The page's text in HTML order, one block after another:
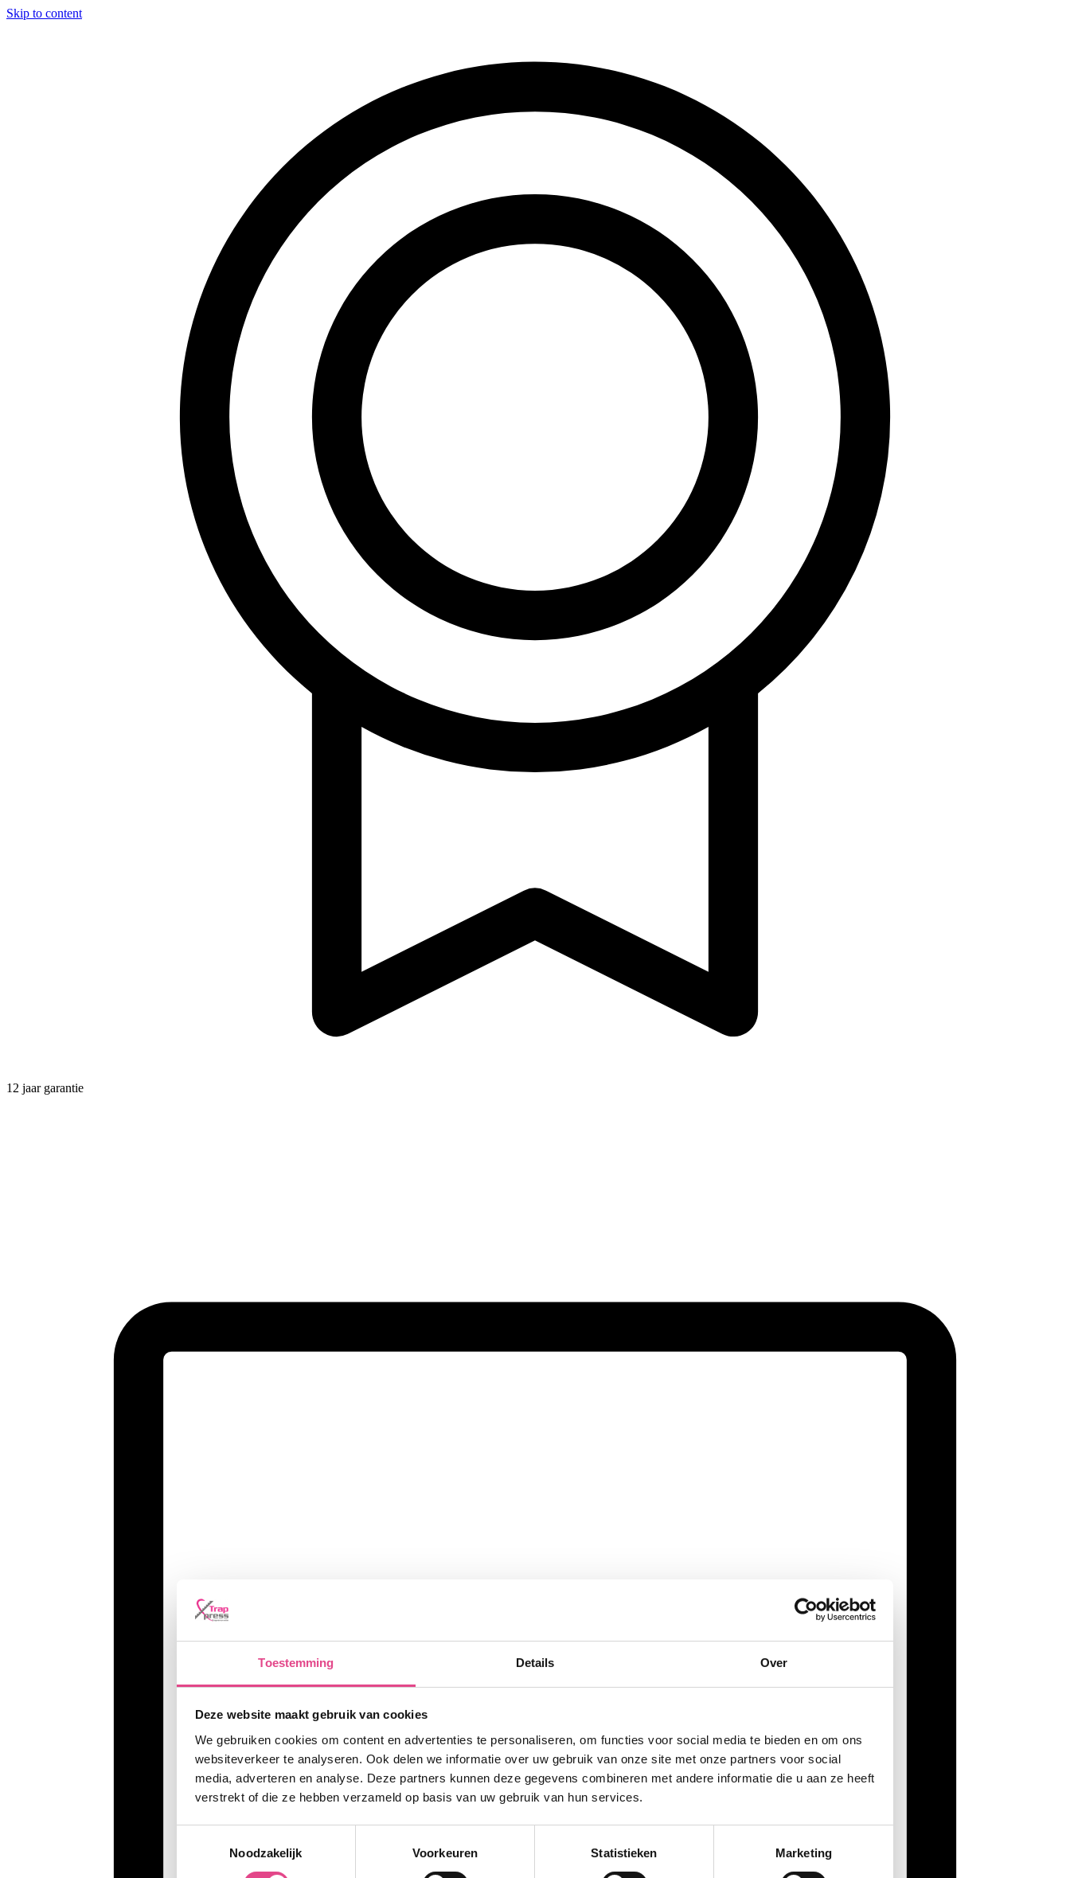
Toestemming Details Over
Deze website maakt gebruik van cookies
We gebruiken cookies om content en advertenties te personaliseren, om functies voor social media te bieden en om ons
websiteverkeer te analyseren. Ook delen we informatie over uw gebruik van onze site met onze partners voor social
media, adverteren en analyse. Deze partners kunnen deze gegevens combineren met andere informatie die u aan ze heeft
verstrekt of die ze hebben verzameld op basis van uw gebruik van hun services.
Noodzakelijk
Voorkeuren Statistieken Marketing
Skip to content
12 jaar garantie